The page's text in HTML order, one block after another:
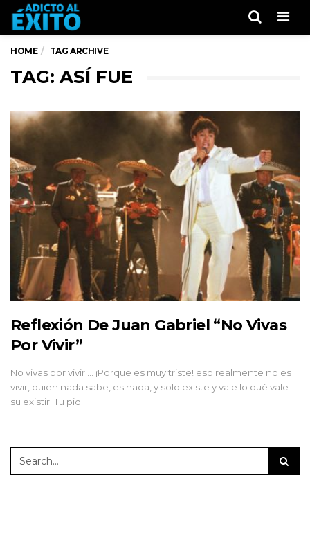
HOME TAG ARCHIVE
TAG: ASÍ FUE
Reflexión De Juan Gabriel “No Vivas
Por Vivir”
No vivas por vivir ... ¡Porque es muy triste! eso realmente no es
vivir, quien nada sabe, es nada, y solo existe y vale lo qué vale
su existir. Tu pid…